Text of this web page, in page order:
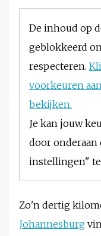
De inhoud op
geblokkeerd
respecteren.
voorkeuren
bekijken.
Je kan jouw
door onderaan
instellingen"
Zo'n dertig
Johannesburg